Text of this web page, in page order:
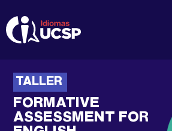
TALLER
FORMATIVE
ASSESSMENT FOR